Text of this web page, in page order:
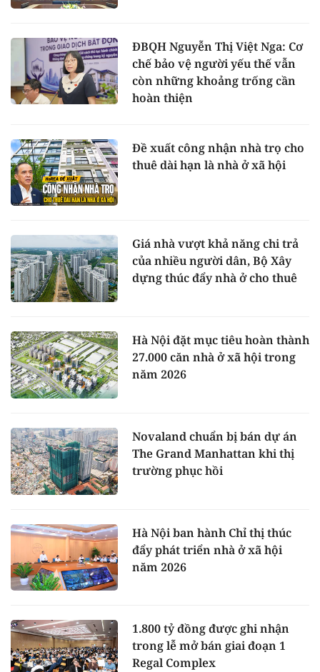
ĐBQH Nguyễn Thị Việt Nga: Cơ
chế bảo vệ người yếu thế vẫn
còn những khoảng trống cần
hoàn thiện
Đề xuất công nhận nhà trọ cho
thuê dài hạn là nhà ở xã hội
Giá nhà vượt khả năng chi trả
của nhiều người dân, Bộ Xây
dựng thúc đẩy nhà ở cho thuê
Hà Nội đặt mục tiêu hoàn thành
27.000 căn nhà ở xã hội trong
năm 2026
Novaland chuẩn bị bán dự án
The Grand Manhattan khi thị
trường phục hồi
Hà Nội ban hành Chỉ thị thúc
đẩy phát triển nhà ở xã hội
năm 2026
1.800 tỷ đồng được ghi nhận
trong lễ mở bán giai đoạn 1
Regal Complex